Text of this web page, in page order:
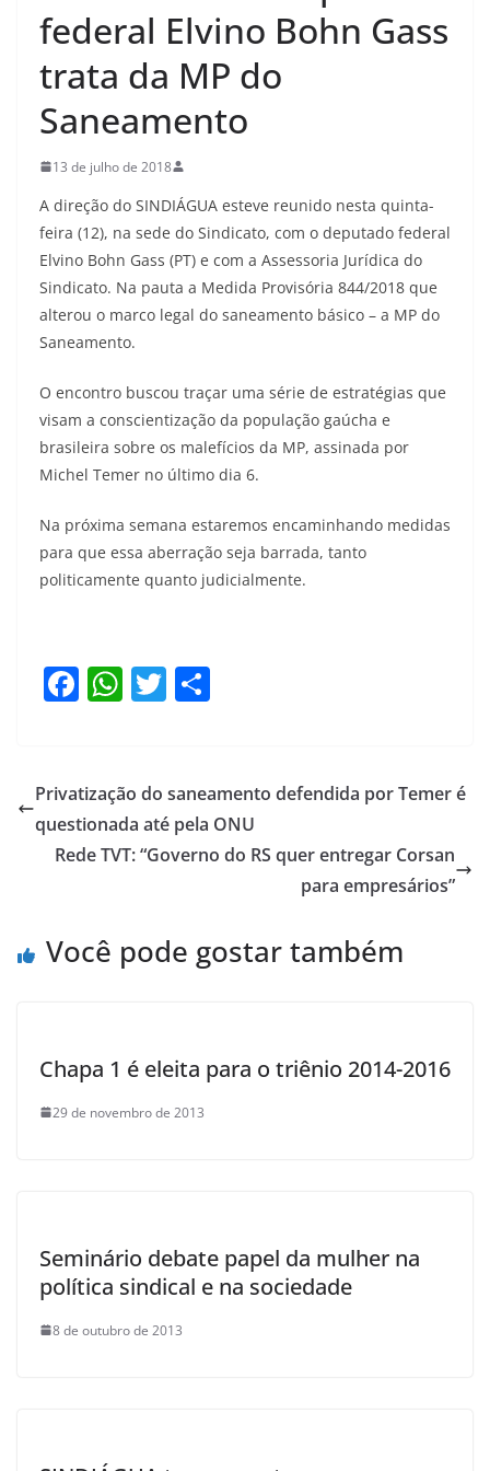
federal Elvino Bohn Gass
trata da MP do
Saneamento
13 de julho de 2018
A direção do SINDIÁGUA esteve reunido nesta quinta-
feira (12), na sede do Sindicato, com o deputado federal
Elvino Bohn Gass (PT) e com a Assessoria Jurídica do
Sindicato. Na pauta a Medida Provisória 844/2018 que
alterou o marco legal do saneamento básico – a MP do
Saneamento.
O encontro buscou traçar uma série de estratégias que
visam a conscientização da população gaúcha e
brasileira sobre os malefícios da MP, assinada por
Michel Temer no último dia 6.
Na próxima semana estaremos encaminhando medidas
para que essa aberração seja barrada, tanto
politicamente quanto judicialmente.
F
e
b
o
W
s
A
p
T
er e
Privatização do saneamento defendida por Temer é
questionada até pela ONU
Rede TVT: “Governo do RS quer entregar Corsan
para empresários”
Você pode gostar também
Chapa 1 é eleita para o triênio 2014-2016
29 de novembro de 2013
Seminário debate papel da mulher na
política sindical e na sociedade
8 de outubro de 2013